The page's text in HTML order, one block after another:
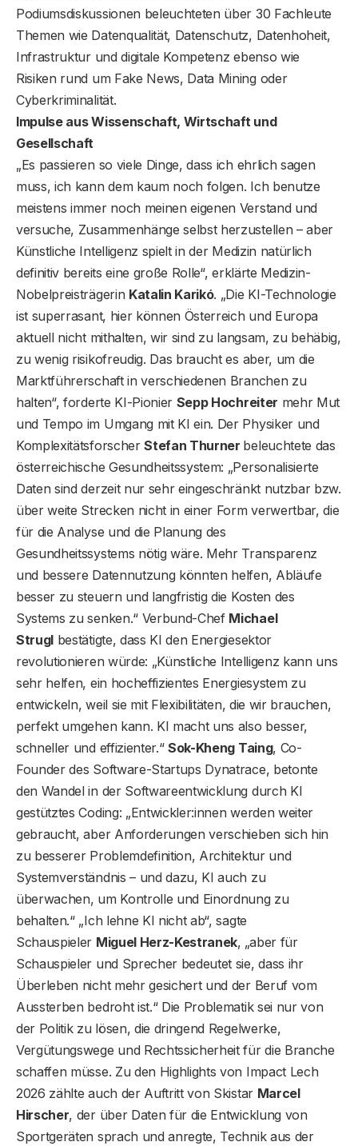
Podiumsdiskussionen beleuchteten über 30 Fachleute
Themen wie Datenqualität, Datenschutz, Datenhoheit,
Infrastruktur und digitale Kompetenz ebenso wie
Risiken rund um Fake News, Data Mining oder
Cyberkriminalität.
Impulse aus Wissenschaft, Wirtschaft und
Gesellschaft
„Es passieren so viele Dinge, dass ich ehrlich sagen
muss, ich kann dem kaum noch folgen. Ich benutze
meistens immer noch meinen eigenen Verstand und
versuche, Zusammenhänge selbst herzustellen – aber
Künstliche Intelligenz spielt in der Medizin natürlich
definitiv bereits eine große Rolle“, erklärte Medizin-
Nobelpreisträgerin Katalin Karikó. „Die KI-Technologie
ist superrasant, hier können Österreich und Europa
aktuell nicht mithalten, wir sind zu langsam, zu behäbig,
zu wenig risikofreudig. Das braucht es aber, um die
Marktführerschaft in verschiedenen Branchen zu
halten“, forderte KI-Pionier Sepp Hochreiter mehr Mut
und Tempo im Umgang mit KI ein. Der Physiker und
KomplexitätsforscherStefan Thurner beleuchtete das
österreichische Gesundheitssystem: „Personalisierte
Daten sind derzeit nur sehr eingeschränkt nutzbar bzw.
über weite Strecken nicht in einer Form verwertbar, die
für die Analyse und die Planung des
Gesundheitssystems nötig wäre. Mehr Transparenz
und bessere Datennutzung könnten helfen, Abläufe
besser zu steuern und langfristig die Kosten des
Systems zu senken.“ Verbund-Chef Michael
Strugl bestätigte, dass KI den Energiesektor
revolutionieren würde: „Künstliche Intelligenz kann uns
sehr helfen, ein hocheffizientes Energiesystem zu
entwickeln, weil sie mit Flexibilitäten, die wir brauchen,
perfekt umgehen kann. KI macht uns also besser,
schneller und effizienter.“Sok-Kheng Taing, Co-
Founder des Software-Startups Dynatrace, betonte
den Wandel in der Softwareentwicklung durch KI
gestütztes Coding: „Entwickler:innen werden weiter
gebraucht, aber Anforderungen verschieben sich hin
zu besserer Problemdefinition, Architektur und
Systemverständnis – und dazu, KI auch zu
überwachen, um Kontrolle und Einordnung zu
behalten.“ „Ich lehne KI nicht ab“, sagte
Schauspieler Miguel Herz-Kestranek, „aber für
Schauspieler und Sprecher bedeutet sie, dass ihr
Überleben nicht mehr gesichert und der Beruf vom
Aussterben bedroht ist.“ Die Problematik sei nur von
der Politik zu lösen, die dringend Regelwerke,
Vergütungswege und Rechtssicherheit für die Branche
schaffen müsse. Zu den Highlights von Impact Lech
2026 zählte auch der Auftritt von Skistar Marcel
Hirscher, der über Daten für die Entwicklung von
Sportgeräten sprach und anregte, Technik aus der